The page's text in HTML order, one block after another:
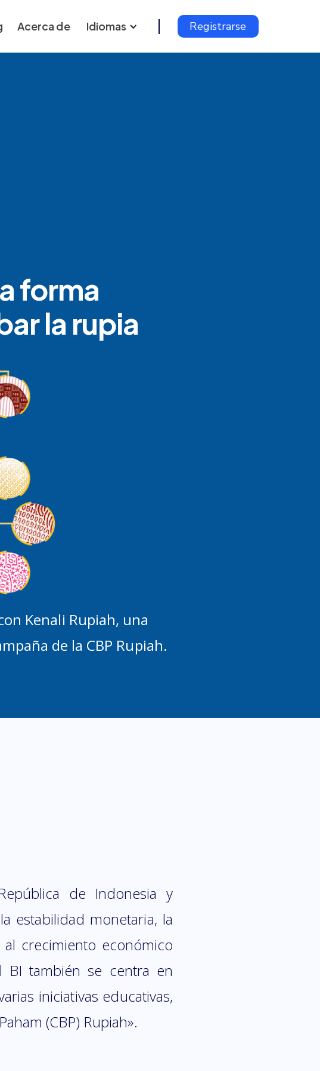
Acerca de Idiomas Registrarse
forma
la rupia
Kenali Rupiah, una
de la CBP Rupiah.
de Indonesia y
estabilidad monetaria, la
crecimiento económico
BI también se centra en
iniciativas educativas,
(CBP) Rupiah».